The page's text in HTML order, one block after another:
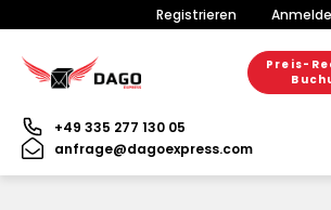
Registrieren
Preis-
+49 335 277 130 05
anfrage@dagoexpress.com